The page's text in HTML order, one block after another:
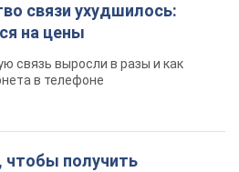
связи ухудшилось:
на цены
связь выросли в разы и как
в телефоне
чтобы получить